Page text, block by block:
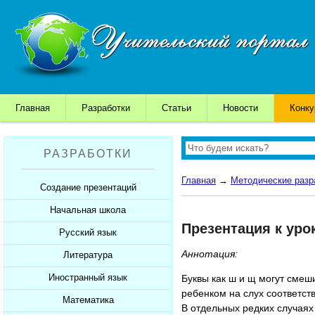
Главная Разработки Статьи Новости
РАЗРАБОТКИ
Создание презентаций
Шаблоны для презентаций
Советы начинающим
Советы дедушки
К презентации...
Начальная школа
Уроки
Презентации
Мультимедийные тесты
Печатные тесты
Русский язык
Уроки
Презентации
Мультимедийные тесты
Литература
Уроки
Презентации
Иностранный язык
Уроки
Математика
Главная → Методические
Презентация к
Аннотация:
Буквы как ш и щ могут
ребенком на слух
В отдельных редких